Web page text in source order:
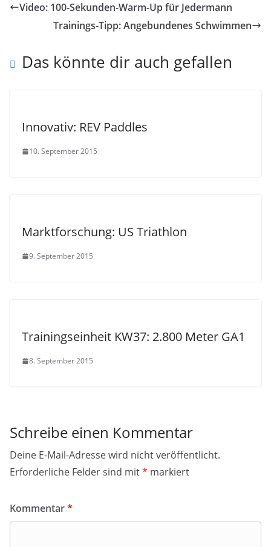
Video: 100-Sekunden-Warm-Up für Jedermann
Trainings-Tipp: Angebundenes Schwimmen
Das könnte dir auch gefallen
Innovativ: REV Paddles
10. September 2015
Marktforschung: US Triathlon
9. September 2015
Trainingseinheit KW37: 2.800 Meter GA1
8. September 2015
Schreibe einen Kommentar
Deine E-Mail-Adresse wird nicht veröffentlicht.
Erforderliche Felder sind mit* markiert
Kommentar*